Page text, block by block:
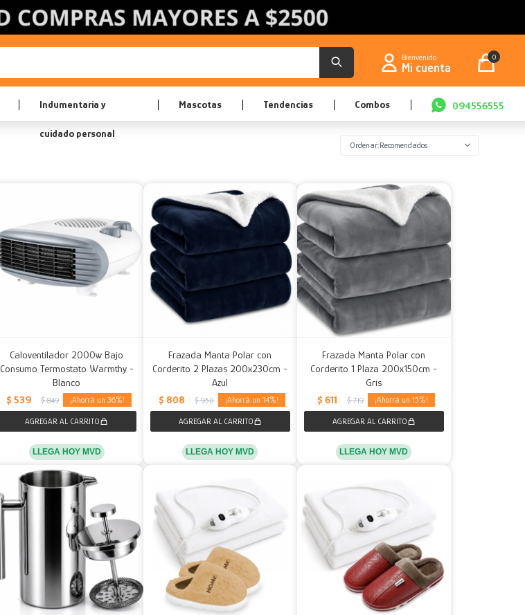
Indumentaria y
cuidado personal
Mascotas Tendencias Combos 094556555
0
Recomendados
Caloventilador 2000w Bajo
Consumo Termostato Warmthy -
Blanco
$ 539 $ 849 36
LLEGA HOY MVD
Frazada Manta Polar con
Corderito 2 Plazas 200x230cm -
Azul
$ 808 $ 950 14
LLEGA HOY MVD
Frazada Manta Polar con
Corderito 1 Plaza 200x150cm -
Gris
$ 611 $ 719 15
LLEGA HOY MVD